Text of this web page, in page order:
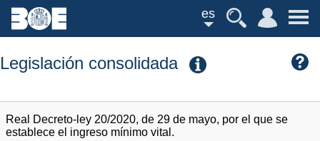
es
Legislación consolidada
Real Decreto-ley 20/2020, de 29 de mayo, por el que se
establece el ingreso mínimo vital.